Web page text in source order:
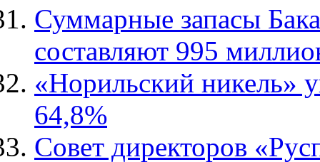
Суммарные запасы
составляют 995
«Норильский никель»
64,8%
Совет директоров